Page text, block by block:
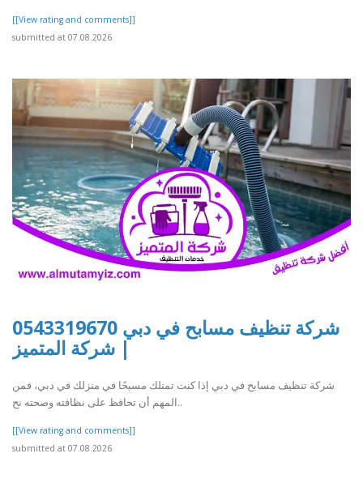
[[View rating and comments]]
submitted at 07.08.2026
شركة تنظيف مسابح في دبي 0543319670
| شركة المتميز
شركة تنظيف مسابح في دبي إذا كنت تمتلك مسبحًا في منزلك في دبي، فمن
المهم أن تحافظ على نظافته وصحته نح..
[[View rating and comments]]
submitted at 07.08.2026